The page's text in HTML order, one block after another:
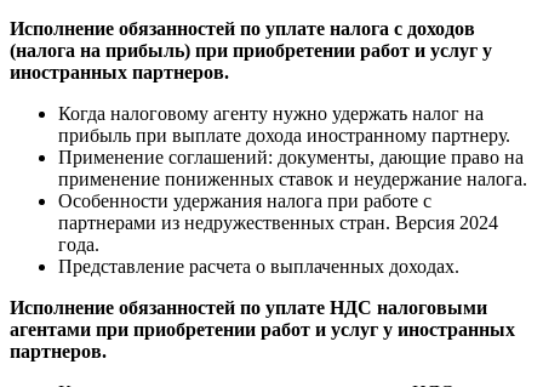
Исполнение обязанностей по уплате налога с доходов
(налога на прибыль) при приобретении работ и услуг у
иностранных партнеров.
Когда налоговому агенту нужно удержать налог на
прибыль при выплате дохода иностранному партнеру.
Применение соглашений: документы, дающие право на
применение пониженных ставок и неудержание налога.
Особенности удержания налога при работе с
партнерами из недружественных стран. Версия 2024
года.
Представление расчета о выплаченных доходах.
Исполнение обязанностей по уплате НДС налоговыми
агентами при приобретении работ и услуг у иностранных
партнеров.